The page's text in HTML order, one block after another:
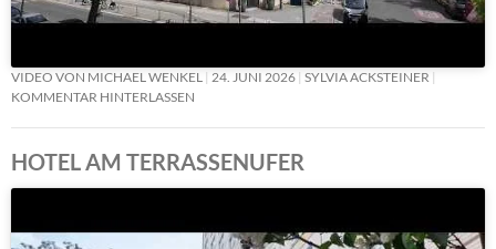
VIDEO VON MICHAEL WENKEL 24. JUNI 2026 SYLVIA ACKSTEINER
KOMMENTAR HINTERLASSEN
HOTEL AM TERRASSENUFER